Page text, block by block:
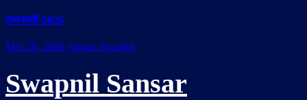
रामनवमी-2026
Mar 26, 2026 Sansar Swapnil
Swapnil Sansar